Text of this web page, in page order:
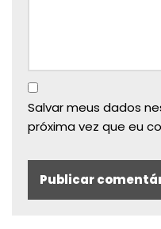
Salvar meus dados
próxima vez que eu